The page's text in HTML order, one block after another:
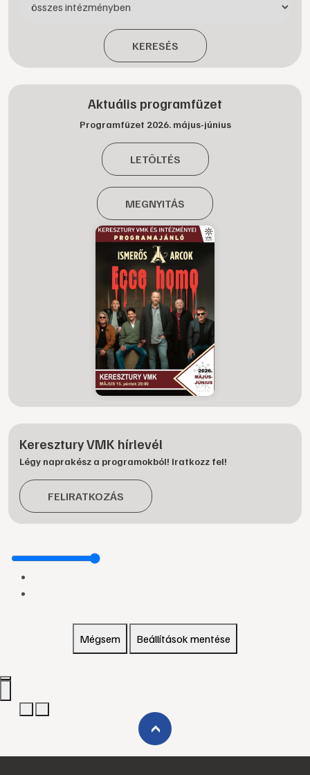
KERESÉS
Aktuális programfüzet
Programfüzet 2026. május-június
LETÖLTÉS
MEGNYITÁS
Keresztury VMK hírlevél
Légy naprakész a programokból! Iratkozz fel!
FELIRATKOZÁS
Mégsem Beállítások mentése
›